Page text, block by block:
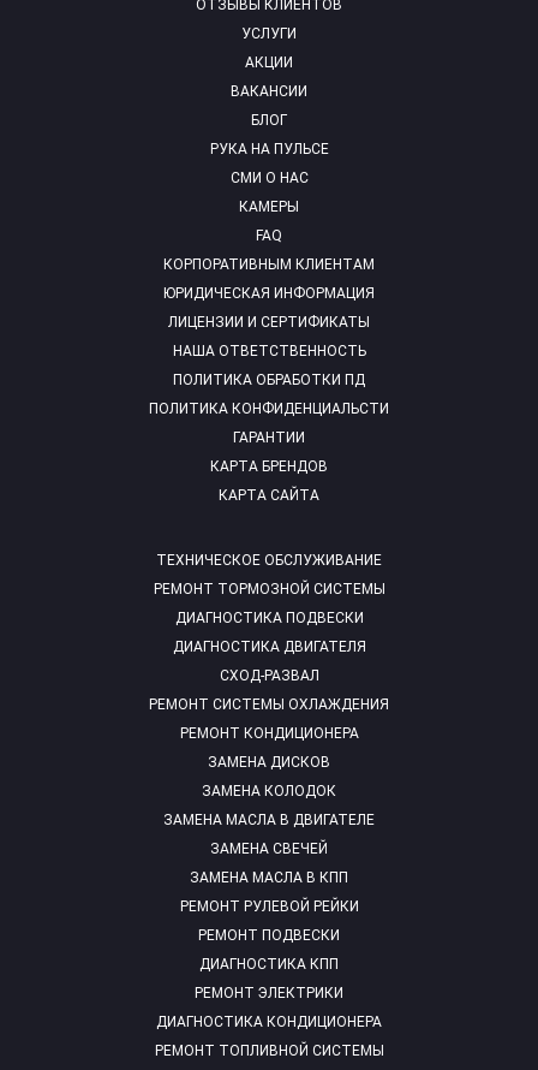
ОТЗЫВЫ КЛИЕНТОВ
УСЛУГИ
АКЦИИ
ВАКАНСИИ
БЛОГ
РУКА НА ПУЛЬСЕ
СМИ О НАС
КАМЕРЫ
FAQ
ТЕХНИЧЕСКОЕ ОБСЛУЖИВАНИЕ
РЕМОНТ ТОРМОЗНОЙ СИСТЕМЫ
ДИАГНОСТИКА ПОДВЕСКИ
ДИАГНОСТИКА ДВИГАТЕЛЯ
СХОД-РАЗВАЛ
РЕМОНТ СИСТЕМЫ ОХЛАЖДЕНИЯ
РЕМОНТ КОНДИЦИОНЕРА
ЗАМЕНА ДИСКОВ
ЗАМЕНА КОЛОДОК
ЗАМЕНА МАСЛА В ДВИГАТЕЛЕ
ЗАМЕНА СВЕЧЕЙ
ЗАМЕНА МАСЛА В КПП
РЕМОНТ РУЛЕВОЙ РЕЙКИ
РЕМОНТ ПОДВЕСКИ
ДИАГНОСТИКА КПП
РЕМОНТ ЭЛЕКТРИКИ
ДИАГНОСТИКА КОНДИЦИОНЕРА
РЕМОНТ ТОПЛИВНОЙ СИСТЕМЫ
КОРПОРАТИВНЫМ КЛИЕНТАМ
ЮРИДИЧЕСКАЯ ИНФОРМАЦИЯ
ЛИЦЕНЗИИ И СЕРТИФИКАТЫ
НАША ОТВЕТСТВЕННОСТЬ
ПОЛИТИКА ОБРАБОТКИ ПД
ПОЛИТИКА КОНФИДЕНЦИАЛЬСТИ
ГАРАНТИИ
КАРТА БРЕНДОВ
КАРТА САЙТА